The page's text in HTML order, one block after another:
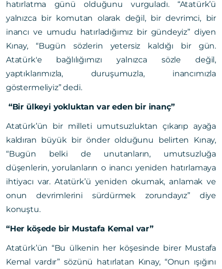
hatırlatma günü olduğunu vurguladı. “Atatürk’ü
yalnızca bir komutan olarak değil, bir devrimci, bir
inancı ve umudu hatırladığımız bir gündeyiz” diyen
Kınay, “Bugün sözlerin yetersiz kaldığı bir gün.
Atatürk'e bağlılığımızı yalnızca sözle değil,
yaptıklarımızla, duruşumuzla, inancımızla
göstermeliyiz” dedi.
“Bir ülkeyi yokluktan var eden bir inanç”
Atatürk’ün bir milleti umutsuzluktan çıkarıp ayağa
kaldıran büyük bir önder olduğunu belirten Kınay,
“Bugün belki de unutanların, umutsuzluğa
düşenlerin, yorulanların o inancı yeniden hatırlamaya
ihtiyacı var. Atatürk’ü yeniden okumak, anlamak ve
onun devrimlerini sürdürmek zorundayız” diye
konuştu.
“Her köşede bir Mustafa Kemal var”
Atatürk’ün “Bu ülkenin her köşesinde birer Mustafa
Kemal vardır” sözünü hatırlatan Kınay, “Onun ışığını